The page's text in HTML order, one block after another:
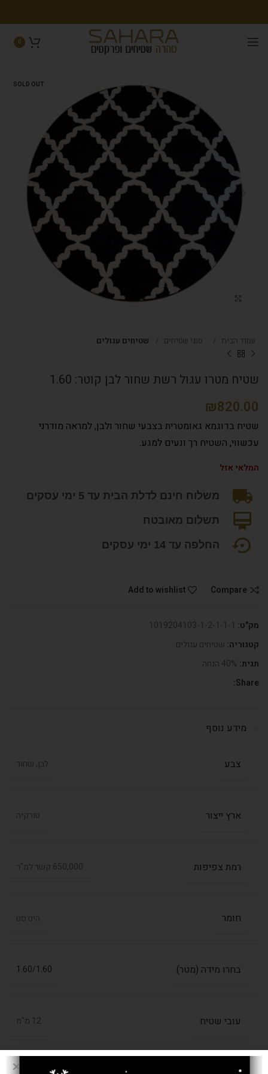
0
SOLD OUT
Click to enlarge
עמוד הבית סוגי שטיחים שטיחים עגולים
שטיח מטרו עגול רשת שחור לבן קוטר: 1.60
₪
שטיח בדוגמא גאומטרית בצבעי שחור ולבן, למראה מודרני
עכשווי, השטיח רך ונעים למגע.
המלאי אזל
משלוח חינם לדלת הבית עד 5 ימי עסקים
תשלום מאובטח
החלפה עד 14 ימי עסקים
Compare
Add to wishlist
מק"ט: 1019204103-1-2-1-1-1
קטגוריה: שטיחים עגולים
תגית: 40% הנחה
Share:
מידע נוסף
צבע לבן, שחור
ארץ ייצור טורקיה
רמת צפיפות 650,000 קשר למ"ר
חומר היט סט
בחרו מידה (מטר) 1.60/1.60
עובי שטיח 12 מ"מ
אחריות